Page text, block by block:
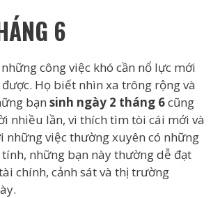
6
công việc khó cần nổ lực mới
Họ biết nhìn xa trông rộng và
bạn sinh ngày 2 tháng 6cũng
nhiều lần, vì thích tìm tòi cái mới và
những việc thường xuyên có những
những bạn này thường dễ đạt
chính, cảnh sát và thị trường